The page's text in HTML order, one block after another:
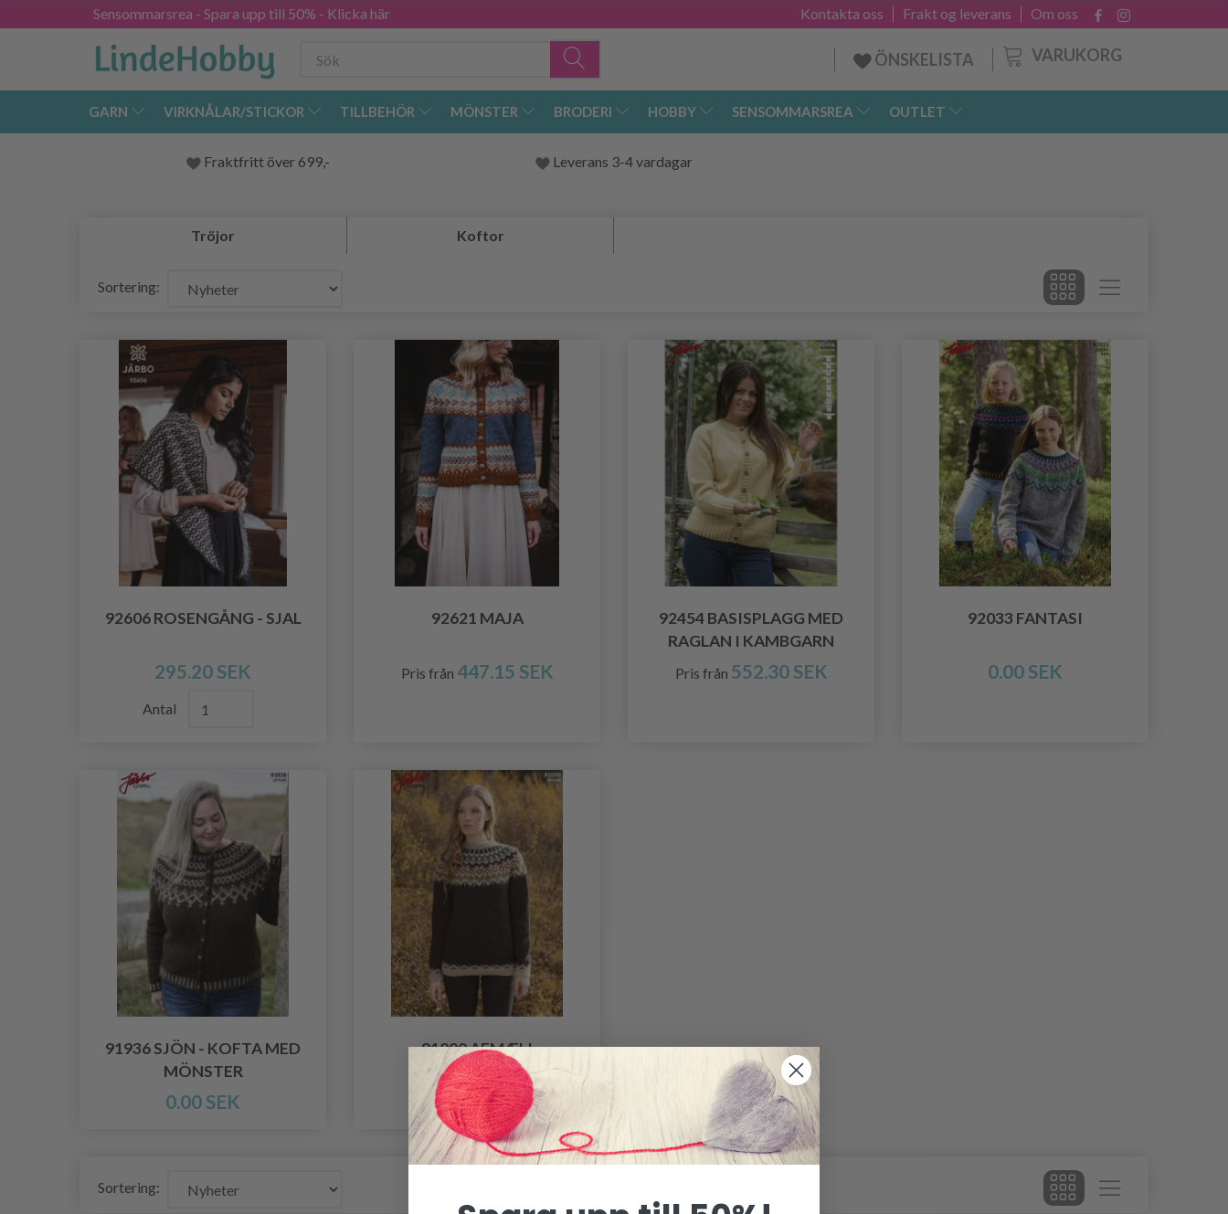
Sensommarsrea - Spara upp till 50% - Klicka här Om oss
Frakt og leverans
Kontakta oss
VARUKORG
ÖNSKELISTA
GARN VIRKNÅLAR/STICKOR TILLBEHÖR MÖNSTER BRODERI HOBBY SENSOMMARSREA OUTLET
Fraktfritt över 699,- Leverans 3-4 vardagar
Tröjor Koftor
Sortering:
92606 ROSENGÅNG - SJAL
295.20 SEK
Antal
92621 MAJA
Pris från 447.15 SEK
92454 BASISPLAGG MED
RAGLAN I KAMBGARN
Pris från 552.30 SEK
92033 FANTASI
0.00 SEK
91936 SJÖN - KOFTA MED
MÖNSTER
0.00 SEK
91000 AFMÆLI
0.00 SEK
Sortering: